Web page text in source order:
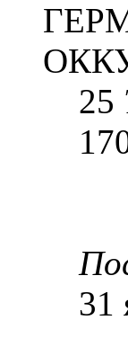
25
31